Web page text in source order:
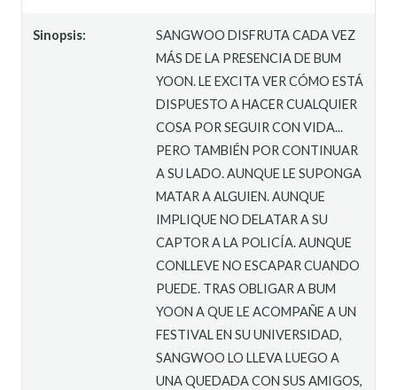
Sinopsis:
SANGWOO DISFRUTA CADA VEZ
MÁS DE LA PRESENCIA DE BUM
YOON. LE EXCITA VER CÓMO ESTÁ
DISPUESTO A HACER CUALQUIER
COSA POR SEGUIR CON VIDA...
PERO TAMBIÉN POR CONTINUAR
A SU LADO. AUNQUE LE SUPONGA
MATAR A ALGUIEN. AUNQUE
IMPLIQUE NO DELATAR A SU
CAPTOR A LA POLICÍA. AUNQUE
CONLLEVE NO ESCAPAR CUANDO
PUEDE. TRAS OBLIGAR A BUM
YOON A QUE LE ACOMPAÑE A UN
FESTIVAL EN SU UNIVERSIDAD,
SANGWOO LO LLEVA LUEGO A
UNA QUEDADA CON SUS AMIGOS,